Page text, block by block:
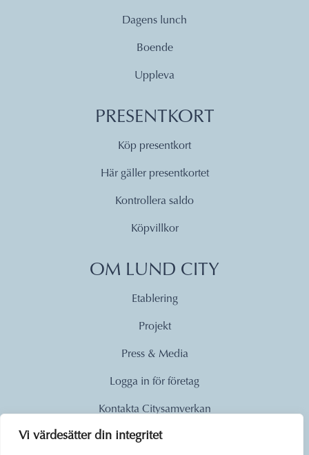
Vi värdesätter din integritet
Dagens lunch
Boende
Uppleva
PRESENTKORT
Köp presentkort
Här gäller presentkortet
Kontrollera saldo
Köpvillkor
OM LUND CITY
Etablering
Projekt
Press & Media
Logga in för företag
Kontakta Citysamverkan